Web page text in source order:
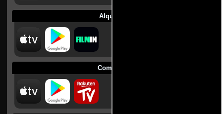
Alquilar
Comprar